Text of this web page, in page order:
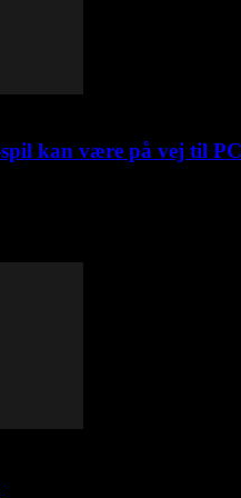
kan være på vej til PC